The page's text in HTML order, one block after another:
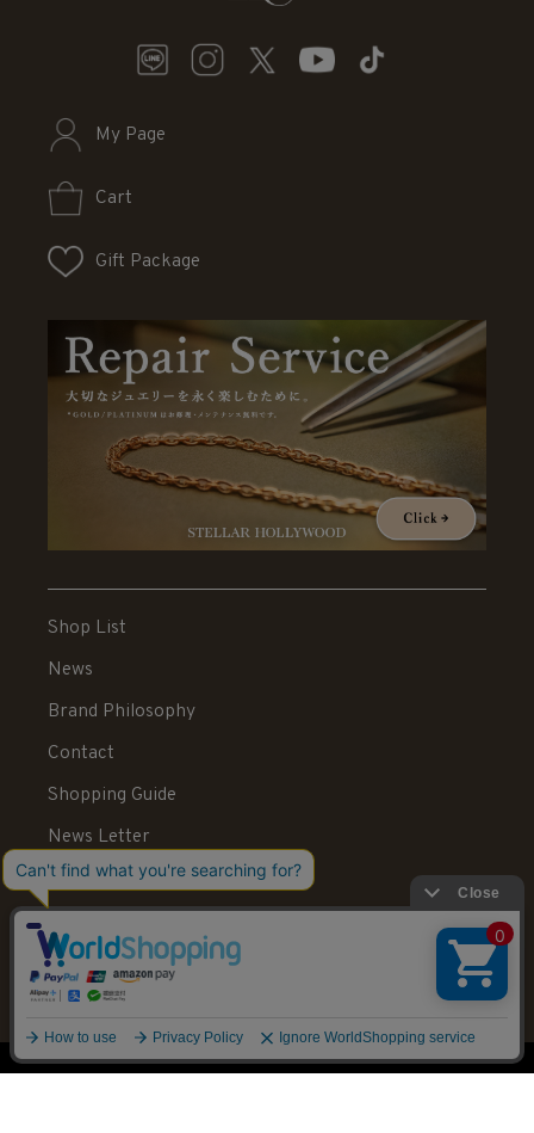
My Page
Cart
Gift Package
Shop List
News
Brand Philosophy
Contact
Shopping Guide
News Letter
Recruit
送料：550円 税込20,000円以上で送料無料
© STELLAR HOLLYWOOD All rights reserved